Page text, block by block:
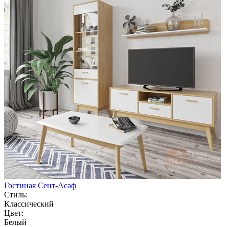
Гостиная Сент-Асаф
Стиль:
Классический
Цвет:
Белый